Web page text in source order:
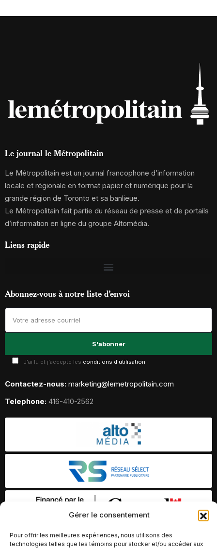
Gérer le consentement
Pour offrir les meilleures expériences, nous utilisons des
technologies telles que les témoins pour stocker et/ou accéder aux
Le journal le Métropolitain
Le Métropolitain est un journal francophone d’information
locale et régionale en format papier et numérique pour la
grande région de Toronto et sa banlieue.
Le Métropolitain fait partie du réseau de presse et de portails
d’information en ligne du groupe Altomédia.
Liens rapide
Abonnez-vous à notre liste d’envoi
J'ai lu et j'accepte les conditions d'utilisation
Contactez-nous: marketing@lemetropolitain.com
Telephone: 416-410-2562